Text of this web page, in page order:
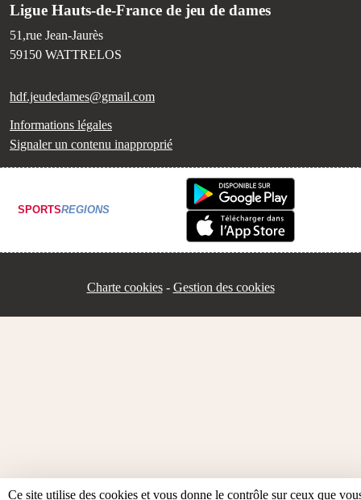
Ligue Hauts-de-France de jeu de dames
51,rue Jean-Jaurès
59150 WATTRELOS
hdf.jeudedames@gmail.com
Informations légales
Signaler un contenu inapproprié
SPORTSREGIONS
Charte cookies Gestion des cookies
Ce site utilise des cookies et vous donne le contrôle sur ceux que